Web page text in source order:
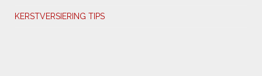
KERSTVERSIERING TIPS